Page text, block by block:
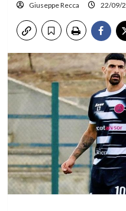
Giuseppe Recca 22/09/